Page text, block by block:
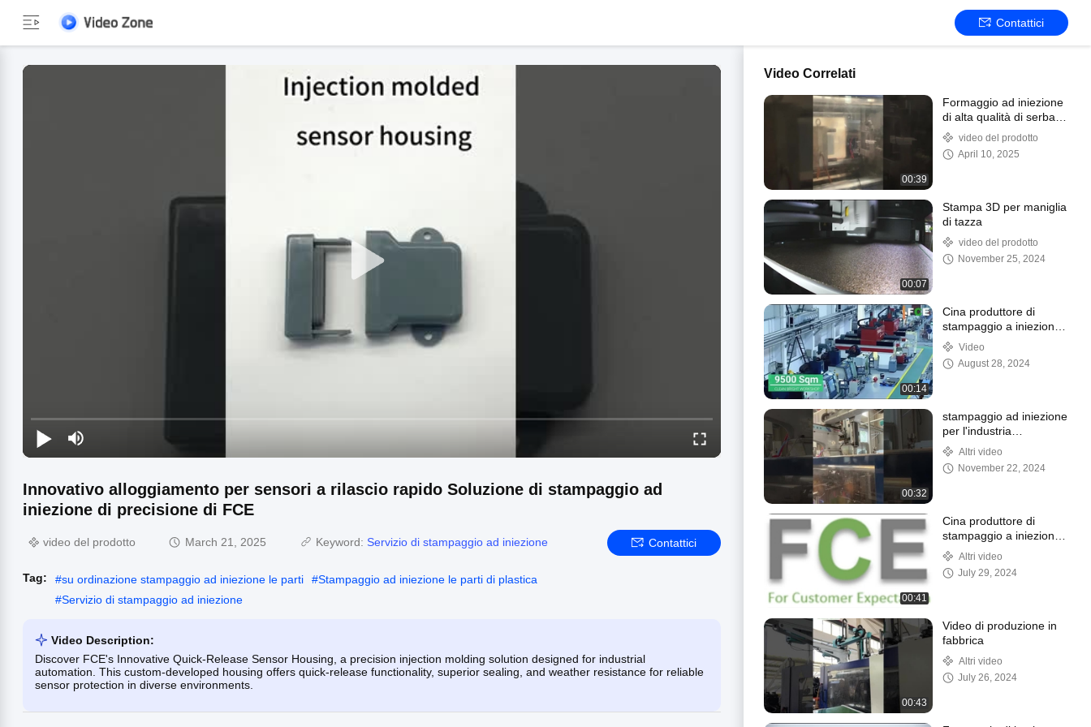
Contattici
Innovativo alloggiamento per sensori a rilascio rapido Soluzione di stampaggio ad
iniezione di precisione di FCE
video del prodotto March 21, 2025 Keyword: Servizio di stampaggio ad iniezione Contattici
Tag: #su ordinazione stampaggio ad iniezione le parti #Stampaggio ad iniezione le parti di plastica
#Servizio di stampaggio ad iniezione
Video Description:
Discover FCE's Innovative Quick-Release Sensor Housing, a precision injection molding solution designed for industrial
automation. This custom-developed housing offers quick-release functionality, superior sealing, and weather resistance for reliable
sensor protection in diverse environments.
Video Correlati
00:39
Formaggio ad iniezione
di alta qualità di serbatoi
di acqua sicuri per gli
alimenti
video del prodotto
April 10, 2025
00:07
Stampa 3D per maniglia
di tazza
video del prodotto
November 25, 2024
00:14
Cina produttore di
stampaggio a iniezione
di materie plastiche
Video
August 28, 2024
00:32
stampaggio ad iniezione
per l'industria
automobilistica
Altri video
November 22, 2024
00:41
Cina produttore di
stampaggio a iniezione
di materie plastiche
Altri video
July 29, 2024
00:43
Video di produzione in
fabbrica
Altri video
July 26, 2024